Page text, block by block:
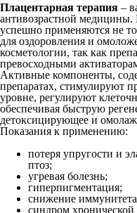
Плацентарная терапия –
антивозрастной
успешно применяются не
для оздоровления и
косметологии, так как
превосходными
Активные компоненты,
препаратах, стимулируют
уровне, регулируют
обеспечивая быструю
детоксицирующее и
Показания к применению:
потеря упругости и
птоз;
угревая болезнь;
гиперпигментация;
снижение
синдром хронической